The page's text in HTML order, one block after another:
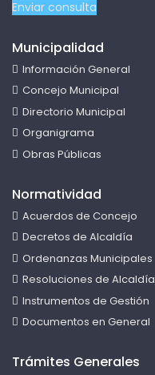
Enviar consulta
Municipalidad
Información General
Concejo Municipal
Directorio Municipal
Organigrama
Obras Públicas
Normatividad
Acuerdos de Concejo
Decretos de Alcaldía
Ordenanzas Municipales
Resoluciones de Alcaldía
Instrumentos de Gestión
Documentos en General
Trámites Generales